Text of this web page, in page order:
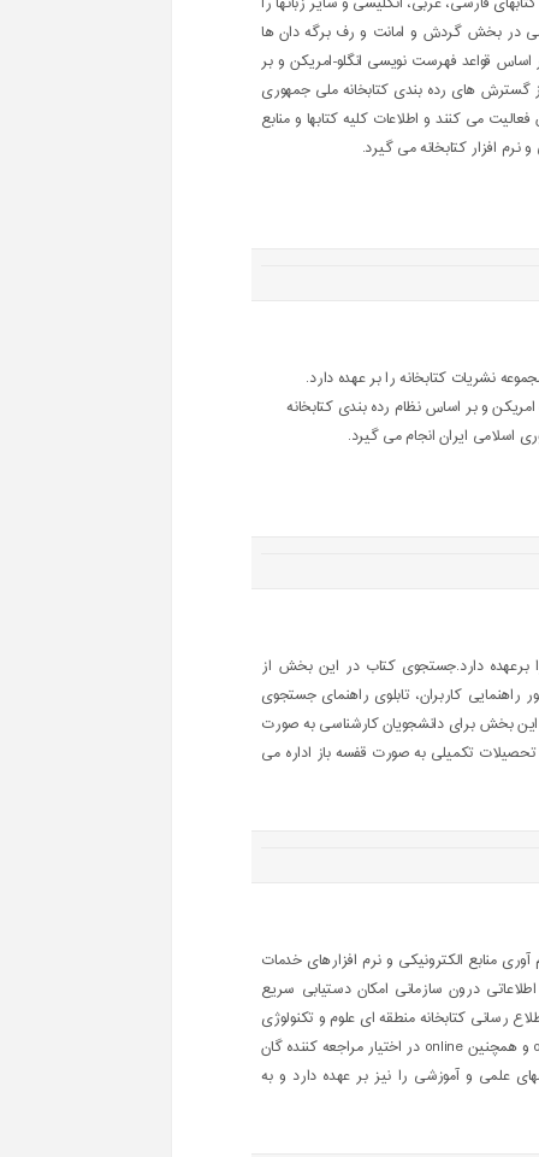
در بخش گردش و امانت و رف برگه دان ها
قواعد فهرست نویسی انگلو-امریکن و بر
از گسترش های رده بندی کتابخانه ملی جمهوری
می کنند و اطلاعات کلیه کتابها و منابع
نرم افزار کتابخانه می گیرد.
نشریات کتابخانه را بر عهده دارد.
و بر اساس نظام رده بندی کتابخانه
اسلامی ایران انجام می گیرد.
دارد.جستجوی کتاب در این بخش از
راهنمایی کاربران، تابلوی راهنمای جستجوی
بخش برای دانشجویان کارشناسی به صورت
تکمیلی به صورت قفسه باز اداره می
منابع الکترونیکی و نرم افزارهای خدمات
درون سازمانی امکان دستیابی سریع
رسانی کتابخانه منطقه ای علوم و تکنولوژی
شیراز مستقر شده که اطلاعات منابع آن را به صورت offline و همچنین online در اختیار مراجعه کننده گان
علمی و آموزشی را نیز بر عهده دارد و به